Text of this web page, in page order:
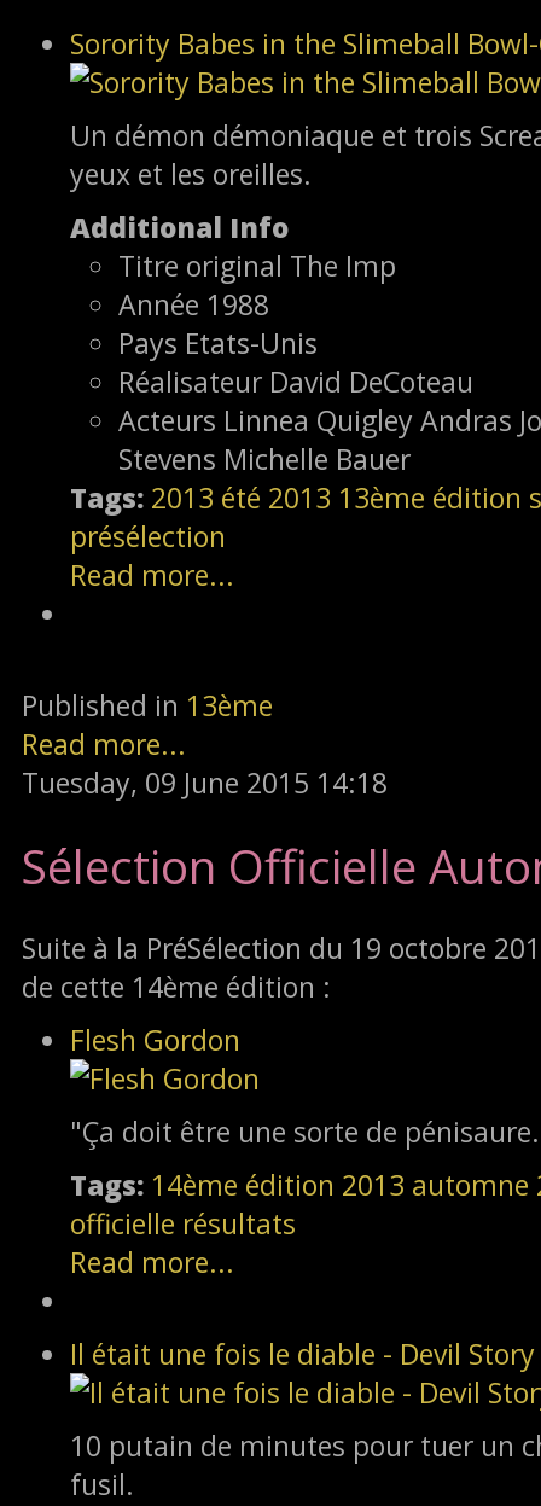
Sorority Babes in the Slimeball
Un démon démoniaque et trois
yeux et les oreilles.
Additional Info
Titre original The Imp
Année 1988
Pays Etats-Unis
Réalisateur David DeCoteau
Acteurs Linnea Quigley Andras
Stevens Michelle Bauer
Tags: 2013 été 2013 13ème édition
présélection
Read more...
Published in 13ème
Read more...
Tuesday, 09 June 2015 14:18
Sélection Officielle
Suite à la PréSélection du 19 octobre
de cette 14ème édition :
Flesh Gordon
"Ça doit être une sorte de
Tags: 14ème édition 2013 automne
officielle résultats
Read more...
Il était une fois le diable - Devil Story
10 putain de minutes pour tuer un
fusil.